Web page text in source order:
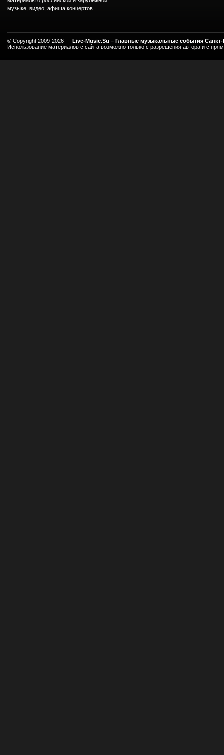
музыке, видео, афиша концертов
© Copyright 2009-2026 — Live-Music.Su – Главные музыкальные события Санкт-
Использование материалов с сайта возможно только с разрешения автора и с